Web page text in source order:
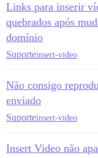
Links para inserir
quebrados após
domínio
Suporteinsert-video
Não consigo
enviado
Suporteinsert-video
Insert Video não